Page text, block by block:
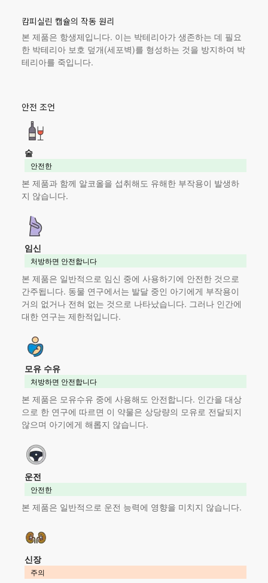
캄피실린 캡슐의 작동 원리
본 제품은 항생제입니다. 이는 박테리아가 생존하는 데 필요
한 박테리아 보호 덮개(세포벽)를 형성하는 것을 방지하여 박
테리아를 죽입니다.
안전 조언
술
안전한
본 제품과 함께 알코올을 섭취해도 유해한 부작용이 발생하
지 않습니다.
임신
처방하면 안전합니다
본 제품은 일반적으로 임신 중에 사용하기에 안전한 것으로
간주됩니다. 동물 연구에서는 발달 중인 아기에게 부작용이
거의 없거나 전혀 없는 것으로 나타났습니다. 그러나 인간에
대한 연구는 제한적입니다.
모유 수유
처방하면 안전합니다
본 제품은 모유수유 중에 사용해도 안전합니다. 인간을 대상
으로 한 연구에 따르면 이 약물은 상당량의 모유로 전달되지
않으며 아기에게 해롭지 않습니다.
운전
안전한
본 제품은 일반적으로 운전 능력에 영향을 미치지 않습니다.
신장
주의